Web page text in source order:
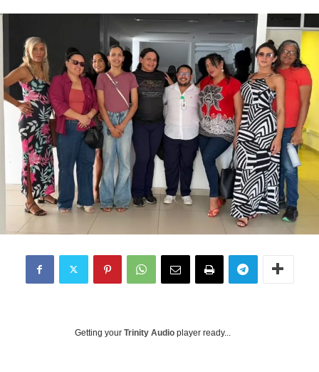
Getting your Trinity Audio player ready...